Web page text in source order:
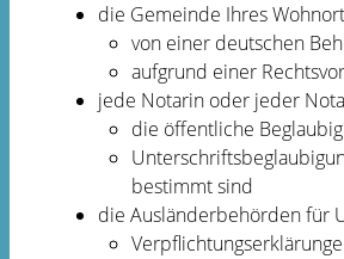
die Gemeinde Ihres
von einer deutschen
aufgrund einer
jede Notarin oder jeder
die öffentliche
bestimmt sind
die Ausländerbehörden für